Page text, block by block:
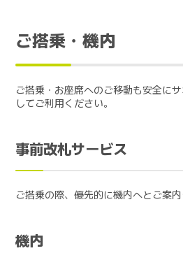
ご搭乗・機内
ご搭乗・お座席へのご移動も安全に
してご利用ください。
事前改札サービス
ご搭乗の際、優先的に機内へとご案内
機内